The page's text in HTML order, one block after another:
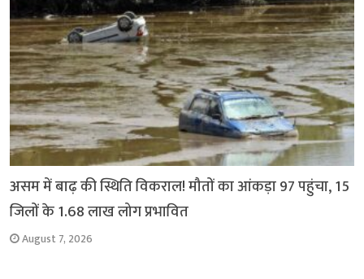
असम में बाढ़ की स्थिति विकराल! मौतों का आंकड़ा 97 पहुंचा, 15
जिलों के 1.68 लाख लोग प्रभावित
August 7, 2026